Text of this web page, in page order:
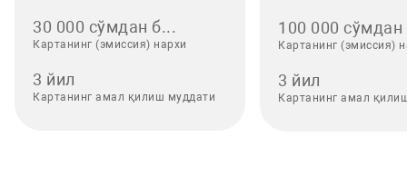
30 000 сўмдан б...
Картанинг (эмиссия) нархи
3 йил
Картанинг амал қилиш муддати
100 000 сўмдан
Картанинг (эмиссия)
3 йил
Картанинг амал